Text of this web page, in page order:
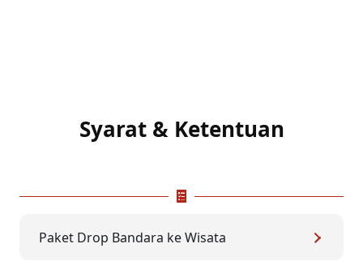
Syarat & Ketentuan
Paket Drop Bandara ke Wisata